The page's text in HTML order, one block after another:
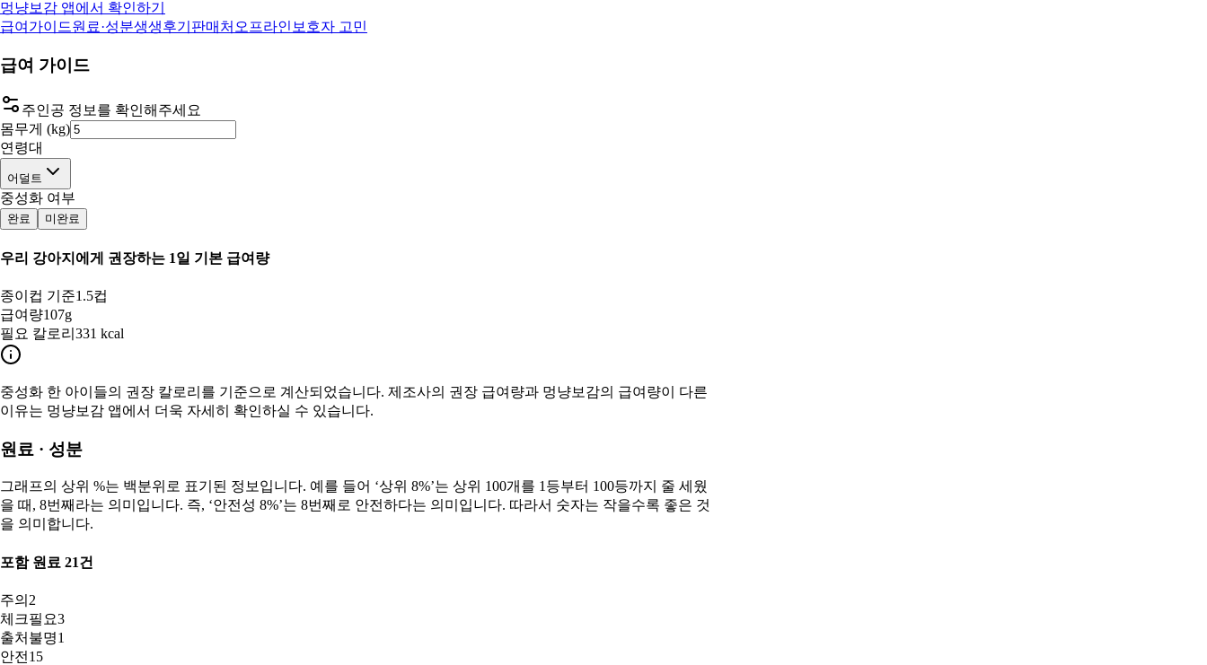
멍냥보감 앱에서 확인하기
급여가이드원료·성분생생후기 판매처 오프라인 보호자 고민
급여 가이드
주인공 정보를 확인해주세요
몸무게 (kg)
연령대
어덜트
중성화 여부
완료 미완료
우리 강아지 에게 권장하는 1일 기본 급여량
종이컵 기준1.5컵
급여량107g
필요 칼로리 331 kcal
중성화 한 아이들의 권장 칼로리를 기준으로 계산되었습니다. 제조사의 권장 급여량과 멍냥보감의 급여량이 다른
이유는 멍냥보감 앱에서 더욱 자세히 확인하실 수 있습니다.
원료 · 성분
그래프의 상위 %는 백분위로 표기된 정보입니다. 예를 들어 ‘상위 8%’는 상위 100개를 1등부터 100등까지 줄 세웠
을 때, 8번째라는 의미입니다. 즉, ‘안전성 8%’는 8번째로 안전하다는 의미입니다. 따라서 숫자는 작을수록 좋은 것
을 의미합니다.
포함 원료 21건
주의 2
체크필요3
출처불명1
안전 15